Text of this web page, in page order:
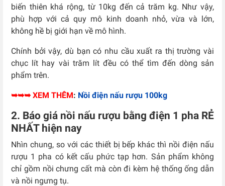
biến thiên khá rộng, từ 10kg đến cả trăm kg. Như vậy,
phù hợp với cả quy mô kinh doanh nhỏ, vừa và lớn,
không hề bị giới hạn về mô hình.
Chính bởi vậy, dù bạn có nhu cầu xuất ra thị trường vài
chục lít hay vài trăm lít đều có thể tìm đến dòng sản
phẩm trên.
➥➥➥ XEM THÊM: Nồi điện nấu rượu 100kg
2. Báo giá nồi nấu rượu bằng điện 1 pha RẺ
NHẤT hiện nay
Nhìn chung, so với các thiết bị bếp khác thì nồi điện nấu
rượu 1 pha có kết cấu phức tạp hơn. Sản phẩm không
chỉ gồm nồi chưng cất mà còn đi kèm hệ thống ống dẫn
và nồi ngưng tụ.